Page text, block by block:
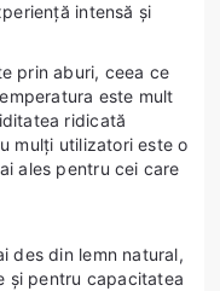
intensă și
prin aburi, ceea ce
este mult
ridicată
mulți utilizatori este o
ales pentru cei care
des din lemn natural,
și pentru capacitatea